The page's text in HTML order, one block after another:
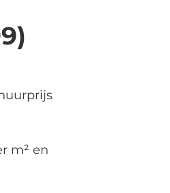
m² en